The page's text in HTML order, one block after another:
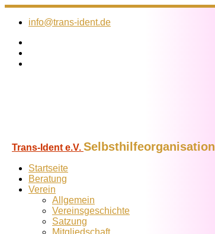
Zum
Inhalt
info@trans-ident.de
Trans-Ident e.V. Selbsthilfeorganisation
Startseite
Beratung
Verein
Allgemein
Vereins­geschichte
Satzung
Mitglied­schaft